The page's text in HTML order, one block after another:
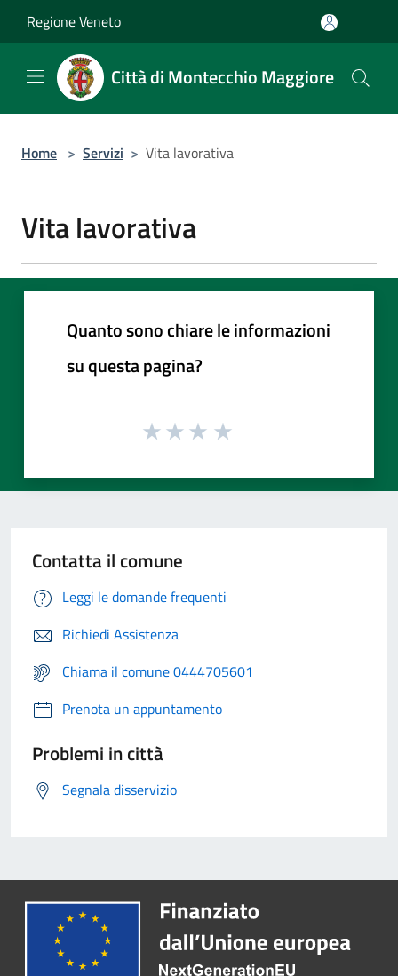
Regione Veneto
Città di Montecchio Maggiore
Home > Servizi > Vita lavorativa
Vita lavorativa
Quanto sono chiare le informazioni
su questa pagina?
Contatta il comune
Leggi le domande frequenti
Richiedi Assistenza
Chiama il comune 0444705601
Prenota un appuntamento
Problemi in città
Segnala disservizio